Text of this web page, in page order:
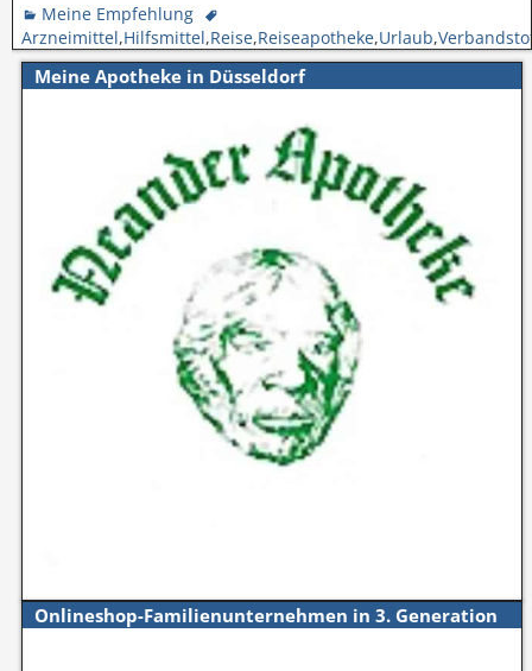
Meine Empfehlung
Arzneimittel,Hilfsmittel,Reise,Reiseapotheke,Urlaub,
Meine Apotheke in Düsseldorf
Onlineshop-Familienunternehmen in 3. Generation